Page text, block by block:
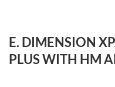
E. DIMENSION
PLUS WITH HM